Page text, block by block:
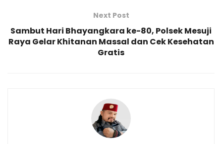
Next Post
Sambut Hari Bhayangkara ke-80, Polsek Mesuji
Raya Gelar Khitanan Massal dan Cek Kesehatan
Gratis